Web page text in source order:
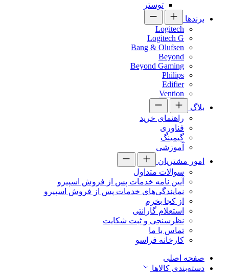
توستر
برندها
Logitech
Logitech G
Bang & Olufsen
Beyond
Beyond Gaming
Philips
Edifier
Vention
بلاگ
راهنمای خرید
فناوری
گیمینگ
آموزشی
امور مشتریان
سوالات متداول
آیین نامه خدمات پس از فروش اسپیرو
نمایندگی‌های خدمات پس از فروش اسپیرو
از کجا بخرم
استعلام گارانتی
نظرسنجی و ثبت شکایت
تماس با ما
کارخانه فراسو
صفحه اصلی
دسته‌بندی کالاها